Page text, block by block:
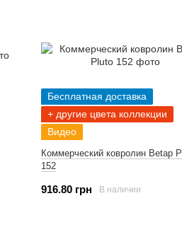
Бесплатная доставка
+ другие цвета коллекции
Видео
Коммерческий ковролин Betap
152
916.80 грн В наличии